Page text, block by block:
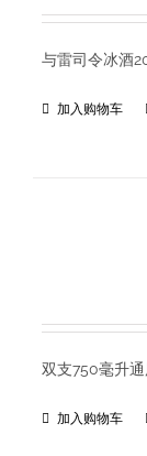
与雷司令冰酒
加入购物车
双支750毫升
加入购物车